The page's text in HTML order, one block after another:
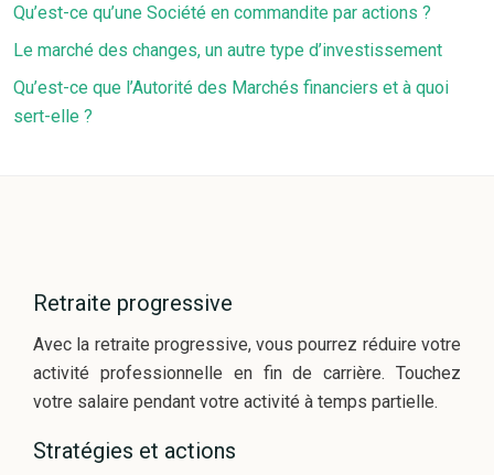
Qu’est-ce qu’une Société en commandite par actions ?
Le marché des changes, un autre type d’investissement
Qu’est-ce que l’Autorité des Marchés financiers et à quoi
sert-elle ?
Retraite progressive
Avec la retraite progressive, vous pourrez réduire votre
activité professionnelle en fin de carrière. Touchez
votre salaire pendant votre activité à temps partielle.
Stratégies et actions